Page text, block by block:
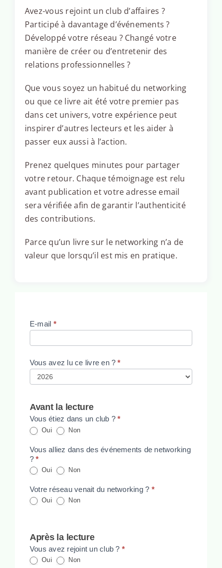
Avez-vous rejoint un club d’affaires ?
Participé à davantage d’événements ?
Développé votre réseau ? Changé votre
manière de créer ou d’entretenir des
relations professionnelles ?
Que vous soyez un habitué du networking
ou que ce livre ait été votre premier pas
dans cet univers, votre expérience peut
inspirer d’autres lecteurs et les aider à
passer eux aussi à l’action.
Prenez quelques minutes pour partager
votre retour. Chaque témoignage est relu
avant publication et votre adresse email
sera vérifiée afin de garantir l’authenticité
des contributions.
Parce qu’un livre sur le networking n’a de
valeur que lorsqu’il est mis en pratique.
Lecteur
E-mail *
Vous avez lu ce livre en ?*
Avant la lecture
Vous étiez dans un club ?*
Oui Non
Vous alliez dans des événements de networking
?*
Oui Non
Votre réseau venait du networking ? *
Oui Non
Après la lecture
Vous avez rejoint un club ? *
Oui Non